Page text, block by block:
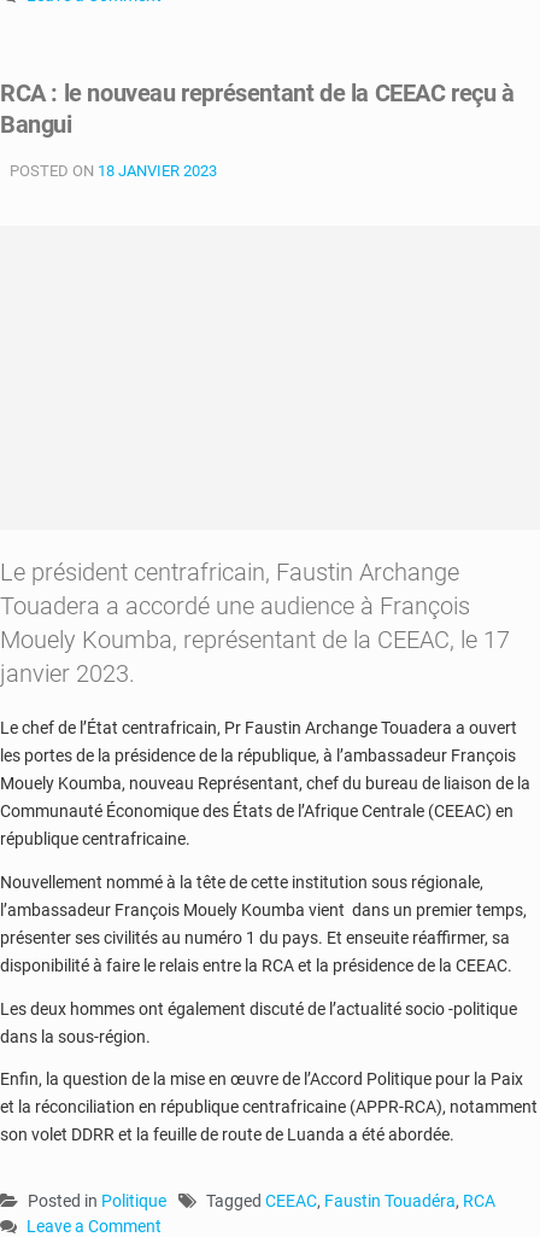
chefs
d’Etat
la
RCA : le nouveau représentant de la CEEAC reçu à
Bangui
POSTED ON 18 JANVIER 2023
Le président centrafricain, Faustin Archange
Touadera a accordé une audience à François
Mouely Koumba, représentant de la CEEAC, le 17
janvier 2023.
Le chef de l’État centrafricain, Pr Faustin Archange Touadera a ouvert
les portes de la présidence de la république, à l’ambassadeur François
Mouely Koumba, nouveau Représentant, chef du bureau de liaison de la
Communauté Économique des États de l’Afrique Centrale (CEEAC) en
république centrafricaine.
Nouvellement nommé à la tête de cette institution sous régionale,
l’ambassadeur François Mouely Koumba vient dans un premier temps,
présenter ses civilités au numéro 1 du pays. Et enseuite réaffirmer, sa
disponibilité à faire le relais entre la RCA et la présidence de la CEEAC.
Les deux hommes ont également discuté de l’actualité socio -politique
dans la sous-région.
Enfin, la question de la mise en œuvre de l’Accord Politique pour la Paix
et la réconciliation en république centrafricaine (APPR-RCA), notamment
son volet DDRR et la feuille de route de Luanda a été abordée.
Posted in Politique Tagged CEEAC, Faustin Touadéra, RCA
Leave a Comment